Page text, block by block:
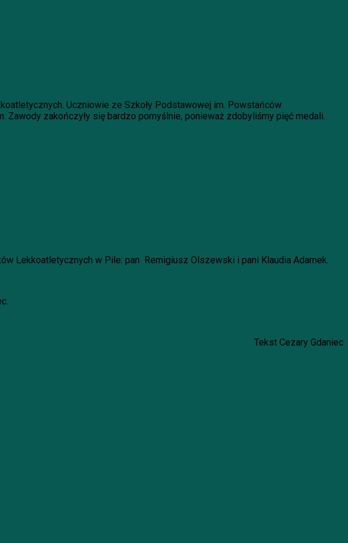
Uczniowie ze Szkoły Podstawowej im. Powstańców
zakończyły się bardzo pomyślnie, ponieważ zdobyliśmy pięć medali.
Lekkoatletycznych w Pile: pan Remigiusz Olszewski i pani Klaudia Adamek.
Tekst Cezary Gdaniec